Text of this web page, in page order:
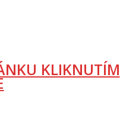
KLIKNUTÍM